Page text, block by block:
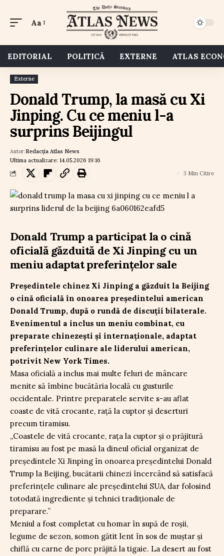
Aa
EDITORIAL POLITICĂ EXTERNE ATLAS
Externe
Donald Trump, la masă cu Xi
Jinping. Cu ce meniu l-a
surprins Beijingul
Ultima actualizare: 14.05.2026 19:16
Autor:Redacția Atlas News
3 Min Citire
Donald Trump a participat la o cină
oficială găzduită de Xi Jinping cu un
meniu adaptat preferințelor sale
Președintele chinez Xi Jinping a găzduit la Beijing
o cină oficială în onoarea președintelui american
Donald Trump, după o rundă de discuții bilaterale.
Evenimentul a inclus un meniu combinat, cu
preparate chinezești și internaționale, adaptat
preferințelor culinare ale liderului american,
potrivit New York Times.
Masa oficială a inclus mai multe feluri de mâncare
menite să îmbine bucătăria locală cu gusturile
occidentale. Printre preparatele servite s-au aflat
coaste de vită crocante, rață la cuptor și deserturi
precum tiramisu.
„Coastele de vită crocante, rața la cuptor și o prăjitură
tiramisu au fost pe masă la dineul oficial organizat de
președintele Xi Jinping în onoarea președintelui Donald
Trump la Beijing, bucătarii chinezi încercând să satisfacă
preferințele culinare ale președintelui SUA, dar folosind
totodată ingrediente și tehnici tradiționale de
preparare.”
Meniul a fost completat cu homar în supă de roșii,
legume de sezon, somon gătit lent în sos de muștar și
chiflă cu carne de porc prăjită la tigaie. La desert au fost